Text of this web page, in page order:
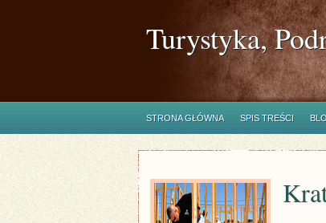
Turystyka,
STRONA GŁÓWNA SPIS TREŚCI